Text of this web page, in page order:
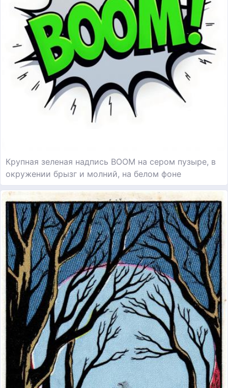
Крупная зеленая надпись BOOM на сером пузыре, в
окружении брызг и молний, на белом фоне